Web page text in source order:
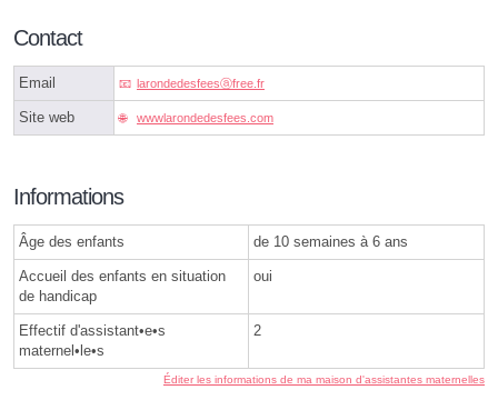
Contact
Email larondedesfeesⓐfree.fr
Site web wwwlarondedesfees.com
Informations
Âge des enfants de 10 semaines à 6 ans
Accueil des enfants en situation
de handicap
oui
Effectif d'assistant•e•s
maternel•le•s
2
Éditer les informations de ma maison d'assistantes maternelles